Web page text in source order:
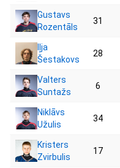
Gustavs
Rozentāls
31
Iļja
Šestakovs
28
Valters
Suntažs
6
Niklāvs
Užulis
34
Kristers
Zvirbulis
17